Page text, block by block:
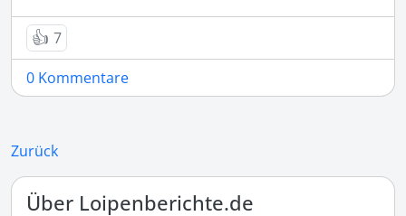
👍 7
0 Kommentare
Zurück
Über Loipenberichte.de